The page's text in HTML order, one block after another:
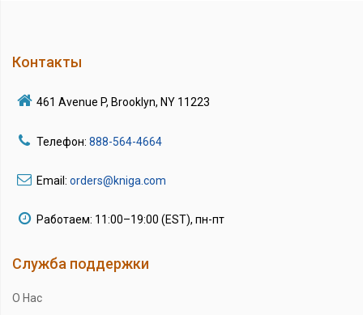
Контакты
461 Avenue P, Brooklyn, NY 11223
Телефон: 888-564-4664
Email: orders@kniga.com
Работаем: 11:00–19:00 (EST), пн-пт
Служба поддержки
О Нас